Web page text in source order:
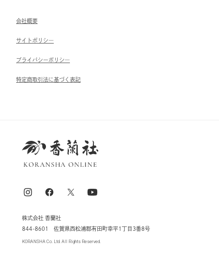
会社概要
サイトポリシ―
ブライパシーポリシ―
特定商取引法に基づく表記
株式会社 香蘭社
844-8601 佐賀県西松浦郡有田町幸平1丁目3番8号
KORANSHA Co. Ltd. All Rights Reserved.